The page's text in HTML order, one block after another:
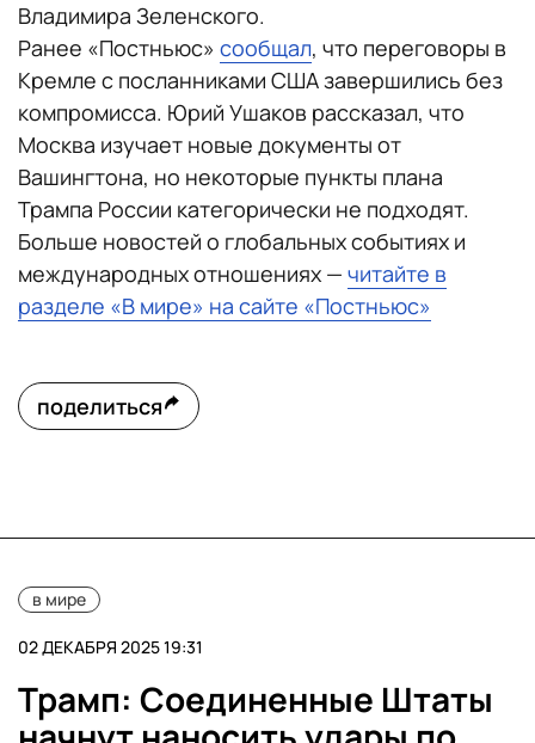
Владимира Зеленского.
Ранее «Постньюс» сообщал, что переговоры в
Кремле с посланниками США завершились без
компромисса. Юрий Ушаков рассказал, что
Москва изучает новые документы от
Вашингтона, но некоторые пункты плана
Трампа России категорически не подходят.
Больше новостей о глобальных событиях и
международных отношениях — читайте в
разделе «В мире» на сайте «Постньюс»
поделиться
в мире
02 ДЕКАБРЯ 2025 19:31
Трамп: Соединенные Штаты